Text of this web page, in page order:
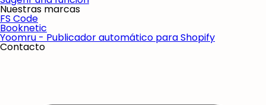
Nuestras marcas
FS Code
Booknetic
Yoomru - Publicador automático para Shopify
Contacto